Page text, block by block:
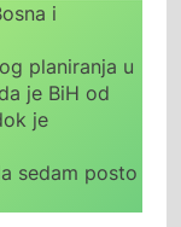
i
planiranja u
je BiH od
je
sedam posto